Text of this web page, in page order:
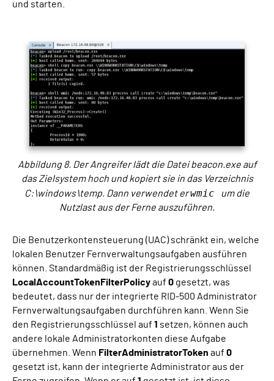
und starten.
Abbildung 8. Der Angreifer lädt die Datei beacon.exe auf
das Zielsystem hoch und kopiert sie in das Verzeichnis
C:\windows\temp. Dann verwendet erwmic
um die
Nutzlast aus der Ferne auszuführen.
Die Benutzerkontensteuerung (UAC) schränkt ein, welche
lokalen Benutzer Fernverwaltungsaufgaben ausführen
können. Standardmäßig ist der Registrierungsschlüssel
LocalAccountTokenFilterPolicyauf 0 gesetzt, was
bedeutet, dass nur der integrierte RID-500 Administrator
Fernverwaltungsaufgaben durchführen kann. Wenn Sie
den Registrierungsschlüssel auf 1 setzen, können auch
andere lokale Administratorkonten diese Aufgabe
übernehmen. Wenn FilterAdministratorToken auf 0
gesetzt ist, kann der integrierte Administrator aus der